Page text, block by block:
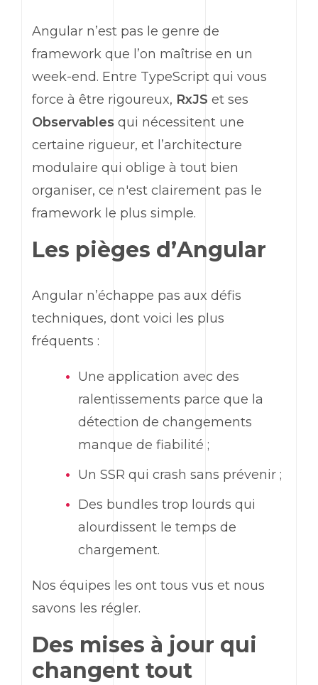
Angular n’est pas le genre de
framework que l’on maîtrise en un
week-end. Entre TypeScript qui vous
force à être rigoureux, RxJS et ses
Observables qui nécessitent une
certaine rigueur, et l’architecture
modulaire qui oblige à tout bien
organiser, ce n'est clairement pas le
framework le plus simple.
Les pièges d’Angular
Angular n’échappe pas aux défis
techniques, dont voici les plus
fréquents :
Une application avec des
ralentissements parce que la
détection de changements
manque de fiabilité ;
Un SSR qui crash sans prévenir ;
Des bundles trop lourds qui
alourdissent le temps de
chargement.
Nos équipes les ont tous vus et nous
savons les régler.
Des mises à jour qui
changent tout